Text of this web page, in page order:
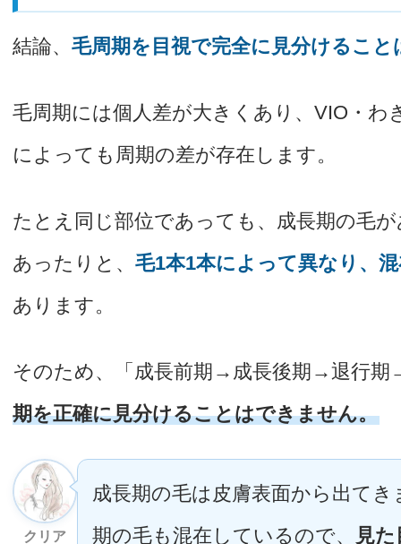
結論、 毛周期を目視で完全に見分けるこ
毛周期には個人差が大きくあり、VIO・わ
によっても周期の差が存在します。
たとえ同じ部位であっても、成長期の毛
あったりと、 毛1本1本によって異なり、
あります。
そのため、「成長前期→成長後期→退行期
期を正確に見分けることはできません。
クリア
成長期の毛は皮膚表面から出て
期の毛も混在しているので、
見